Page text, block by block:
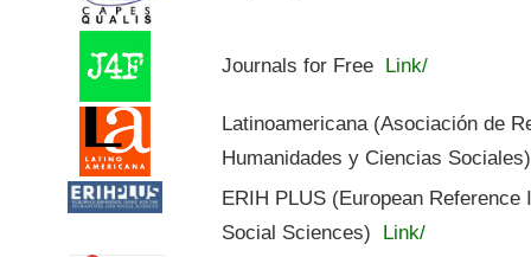
Journals for Free Link/
Latinoamericana (Asociación de
Humanidades y Ciencias Sociales)
ERIH PLUS (European
Social Sciences) Link/